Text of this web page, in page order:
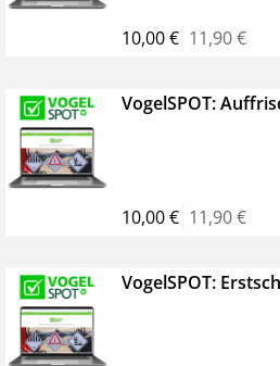
10,00 € 11,90 €
VogelSPOT:
10,00 € 11,90 €
VogelSPOT: